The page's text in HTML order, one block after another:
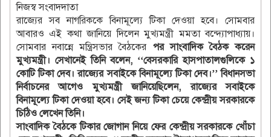
নিজস্ব সংবাদদাতা
রাজ্যের সব নাগরিককে বিনামূল্যে টিকা দেওয়া হবে। সোমবার
আবারও এই কথা জানিয়ে দিলেন মুখ্যমন্ত্রী মমতা বন্দ্যোপাধ্যায়।
সোমবার নবান্নে মন্ত্রিসভার বৈঠকের পর সাংবাদিক বৈঠক করেন
মুখ্যমন্ত্রী। সেখানেই তিনি বলেন, ‘‘বেসরকারি হাসপাতালগুলিকে ১
কোটি টিকা দেব। রাজ্যের সবাইকে বিনামূল্যে টিকা দেব।’’ বিধানসভা
নির্বাচনের আগেও মুখ্যমন্ত্রী জানিয়েছিলেন, রাজ্যের সবাইকে
বিনামূল্যে টিকা দেওয়া হবে। সেই জন্য টিকা চেয়ে কেন্দ্রীয় সরকারকে
চিঠিও লেখেন তিনি।
সাংবাদিক বৈঠকে টিকার জোগান নিয়ে ফের কেন্দ্রীয় সরকারকে খোঁচা